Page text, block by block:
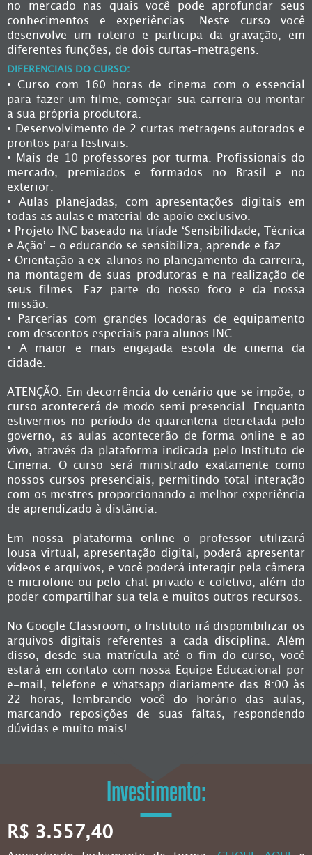
no mercado nas quais você pode aprofundar seus
conhecimentos e experiências. Neste curso você
desenvolve um roteiro e participa da gravação, em
diferentes funções, de dois curtas-metragens.
DIFERENCIAIS DO CURSO:
• Curso com 160 horas de cinema com o essencial
para fazer um filme, começar sua carreira ou montar
a sua própria produtora.
• Desenvolvimento de 2 curtas metragens autorados e
prontos para festivais.
• Mais de 10 professores por turma. Profissionais do
mercado, premiados e formados no Brasil e no
exterior.
• Aulas planejadas, com apresentações digitais em
todas as aulas e material de apoio exclusivo.
• Projeto INC baseado na tríade ‘Sensibilidade, Técnica
e Ação’ - o educando se sensibiliza, aprende e faz.
• Orientação a ex-alunos no planejamento da carreira,
na montagem de suas produtoras e na realização de
seus filmes. Faz parte do nosso foco e da nossa
missão.
• Parcerias com grandes locadoras de equipamento
com descontos especiais para alunos INC.
• A maior e mais engajada escola de cinema da
cidade.
ATENÇÃO: Em decorrência do cenário que se impõe, o
curso acontecerá de modo semi presencial. Enquanto
estivermos no período de quarentena decretada pelo
governo, as aulas acontecerão de forma online e ao
vivo, através da plataforma indicada pelo Instituto de
Cinema. O curso será ministrado exatamente como
nossos cursos presenciais, permitindo total interação
com os mestres proporcionando a melhor experiência
de aprendizado à distância.
Em nossa plataforma online o professor utilizará
lousa virtual, apresentação digital, poderá apresentar
vídeos e arquivos, e você poderá interagir pela câmera
e microfone ou pelo chat privado e coletivo, além do
poder compartilhar sua tela e muitos outros recursos.
No Google Classroom, o Instituto irá disponibilizar os
arquivos digitais referentes a cada disciplina. Além
disso, desde sua matrícula até o fim do curso, você
estará em contato com nossa Equipe Educacional por
e-mail, telefone e whatsapp diariamente das 8:00 às
22 horas, lembrando você do horário das aulas,
marcando reposições de suas faltas, respondendo
dúvidas e muito mais!
Investimento:
R$ 3.557,40